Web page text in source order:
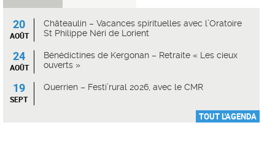
20
AOÛT
Châteaulin – Vacances spirituelles avec l’Oratoire
St Philippe Néri de Lorient
24
AOÛT
Bénédictines de Kergonan – Retraite « Les cieux
ouverts »
19
SEPT
Querrien – Festi’rural 2026, avec le CMR
TOUT L'AGENDA